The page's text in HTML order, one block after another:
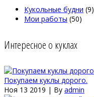
Кукольные будни (9)
Мои работы (50)
Интересное о куклах
Покупаем куклы дорого.
Ноя 13 2019 | By admin